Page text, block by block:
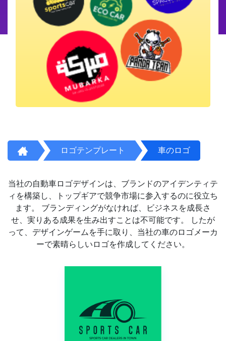
ロゴテンプレート 車のロゴ
当社の自動車ロゴデザインは、ブランドのアイデンティテ
ィを構築し、トップギアで競争市場に参入するのに役立ち
ます。 ブランディングがなければ、ビジネスを成長さ
せ、実りある成果を生み出すことは不可能です。 したが
って、デザインゲームを手に取り、当社の車のロゴメーカ
ーで素晴らしいロゴを作成してください。